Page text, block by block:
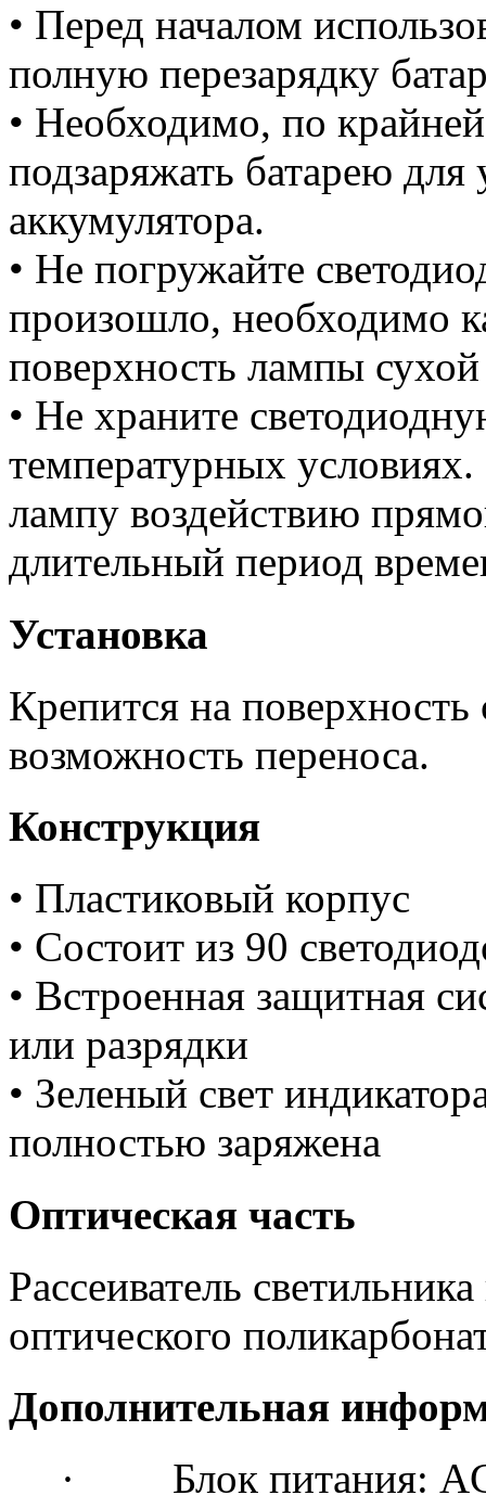
• Перед началом
полную перезарядку
• Необходимо, по
подзаряжать батарею
аккумулятора.
• Не погружайте
произошло, необходимо
поверхность лампы
• Не храните
температурных
лампу воздействию
длительный период
Установка
Крепится на
возможность переноса.
Конструкция
• Пластиковый корпус
• Состоит из 90
• Встроенная защитная
или разрядки
• Зеленый свет
полностью заряжена
Оптическая часть
Рассеиватель
оптического
Дополнительная
· Блок питания: